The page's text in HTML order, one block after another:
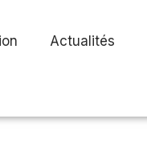
Actualités